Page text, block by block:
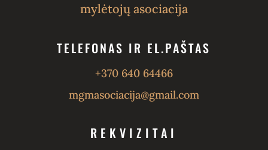
mylėtojų asociacija
TELEFONAS IR EL.PAŠTAS
+370 640 64466
mgmasociacija@gmail.com
REKVIZITAI